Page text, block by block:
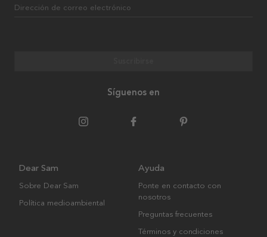
Dirección de correo electrónico
Síguenos en
Dear Sam
Sobre Dear Sam
Política medioambiental
Ayuda
Ponte en contacto con
nosotros
Preguntas frecuentes
Términos y condiciones